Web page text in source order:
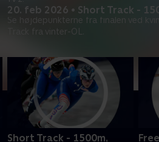
20. feb 2026 • Short Track -
Se højdepunkterne fra finalen ved
Track fra vinter-OL.
Short Track - 1500m,